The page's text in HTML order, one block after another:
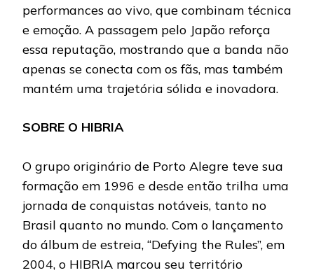
performances ao vivo, que combinam técnica
e emoção. A passagem pelo Japão reforça
essa reputação, mostrando que a banda não
apenas se conecta com os fãs, mas também
mantém uma trajetória sólida e inovadora.
SOBRE O HIBRIA
O grupo originário de Porto Alegre teve sua
formação em 1996 e desde então trilha uma
jornada de conquistas notáveis, tanto no
Brasil quanto no mundo. Com o lançamento
do álbum de estreia, “Defying the Rules”, em
2004, o HIBRIA marcou seu território